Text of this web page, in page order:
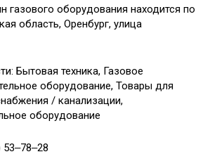
газового оборудования находится по
область, Оренбург, улица
Бытовая техника, Газовое
оборудование, Товары для
/ канализации,
оборудование